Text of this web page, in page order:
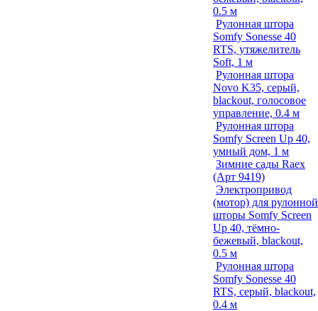
0.5 м
Рулонная штора
Somfy Sonesse 40
RTS, утяжелитель
Soft, 1 м
Рулонная штора
Novo K35, серый,
blackout, голосовое
управление, 0.4 м
Рулонная штора
Somfy Screen Up 40,
умный дом, 1 м
Зимние сады Raex
(Арт 9419)
Электропривод
(мотор) для рулонной
шторы Somfy Screen
Up 40, тёмно-
бежевый, blackout,
0.5 м
Рулонная штора
Somfy Sonesse 40
RTS, серый, blackout,
0.4 м